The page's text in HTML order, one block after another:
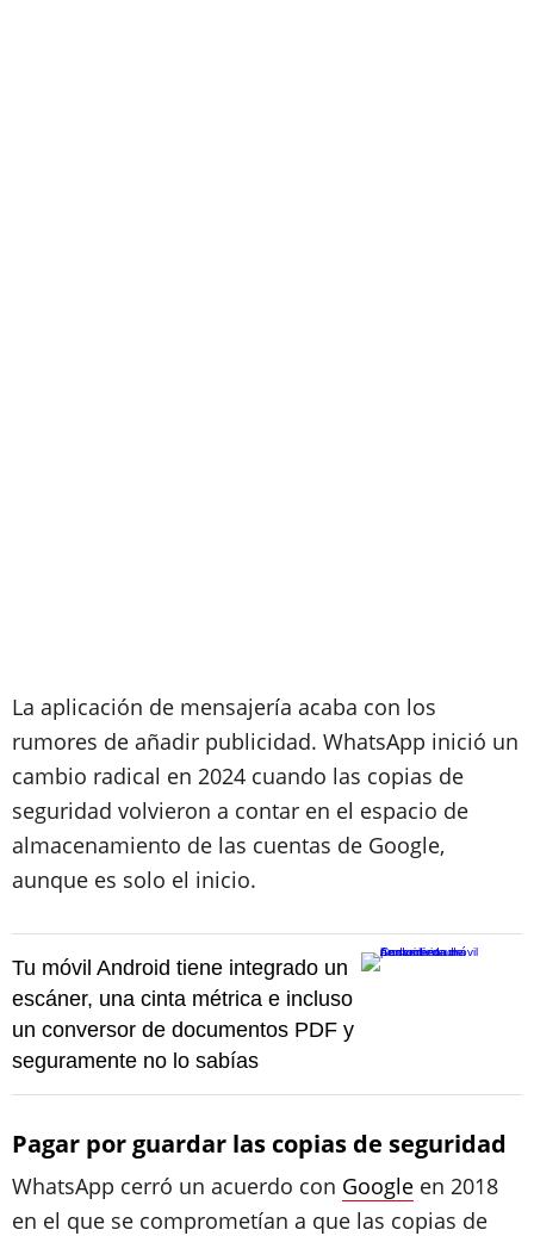
La aplicación de mensajería acaba con los
rumores de añadir publicidad. WhatsApp inició un
cambio radical en 2024 cuando las copias de
seguridad volvieron a contar en el espacio de
almacenamiento de las cuentas de Google,
aunque es solo el inicio.
Tu móvil Android tiene integrado un
escáner, una cinta métrica e incluso
un conversor de documentos PDF y
seguramente no lo sabías
Pagar por guardar las copias de seguridad
WhatsApp cerró un acuerdo con Google en 2018
en el que se comprometían a que las copias de